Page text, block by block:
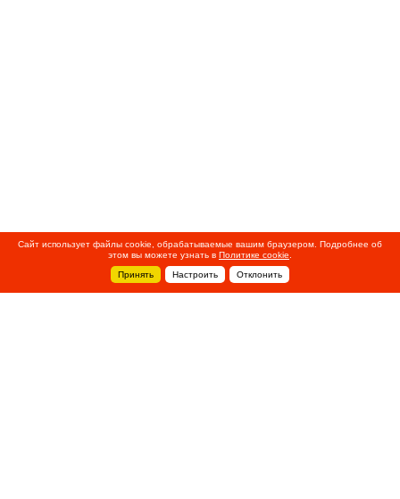
Сайт использует файлы cookie, обрабатываемые вашим браузером. Подробнее об
этом вы можете узнать в Политике cookie
Принять
Настроить Отклонить